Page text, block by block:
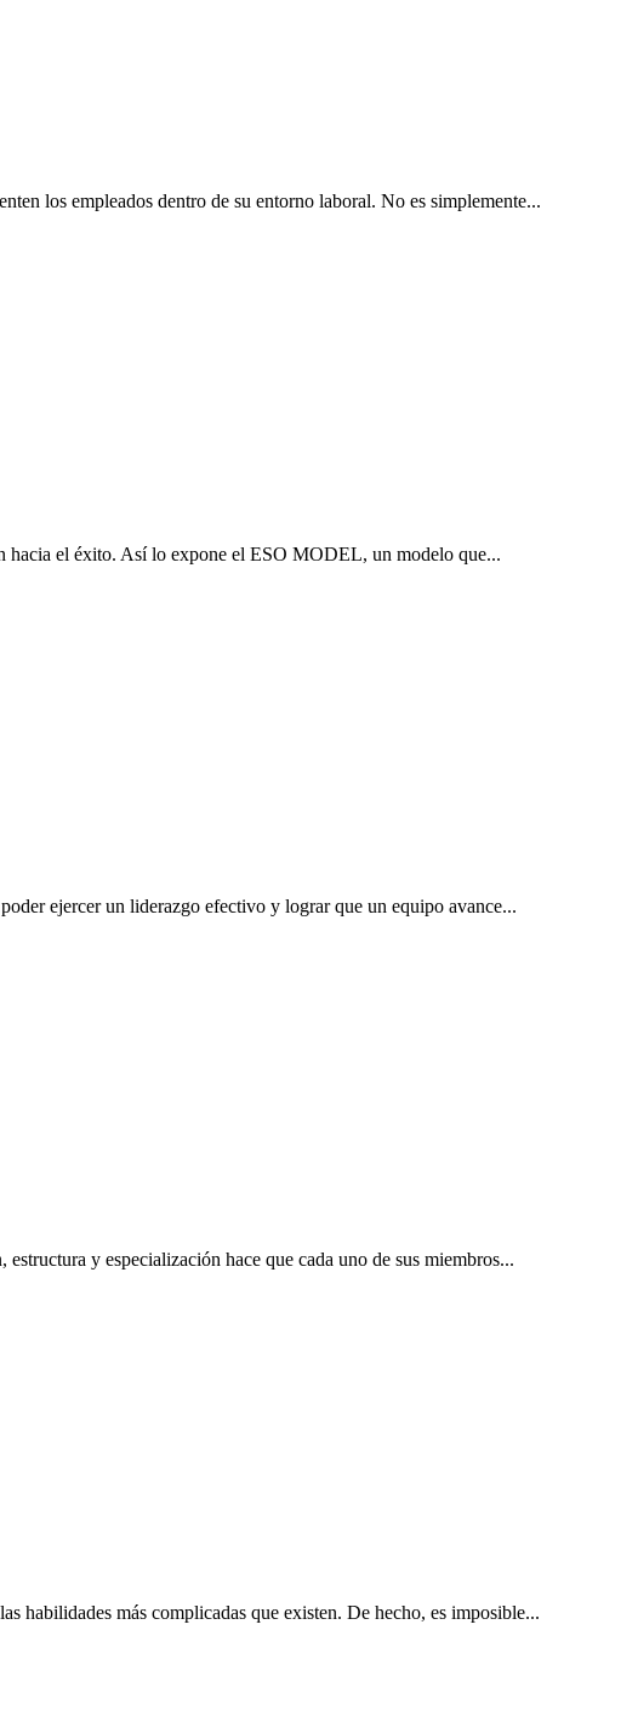
los empleados dentro de su entorno laboral. No es simplemente...
hacia el éxito. Así lo expone el ESO MODEL, un modelo que...
ejercer un liderazgo efectivo y lograr que un equipo avance...
y especialización hace que cada uno de sus miembros...
habilidades más complicadas que existen. De hecho, es imposible...